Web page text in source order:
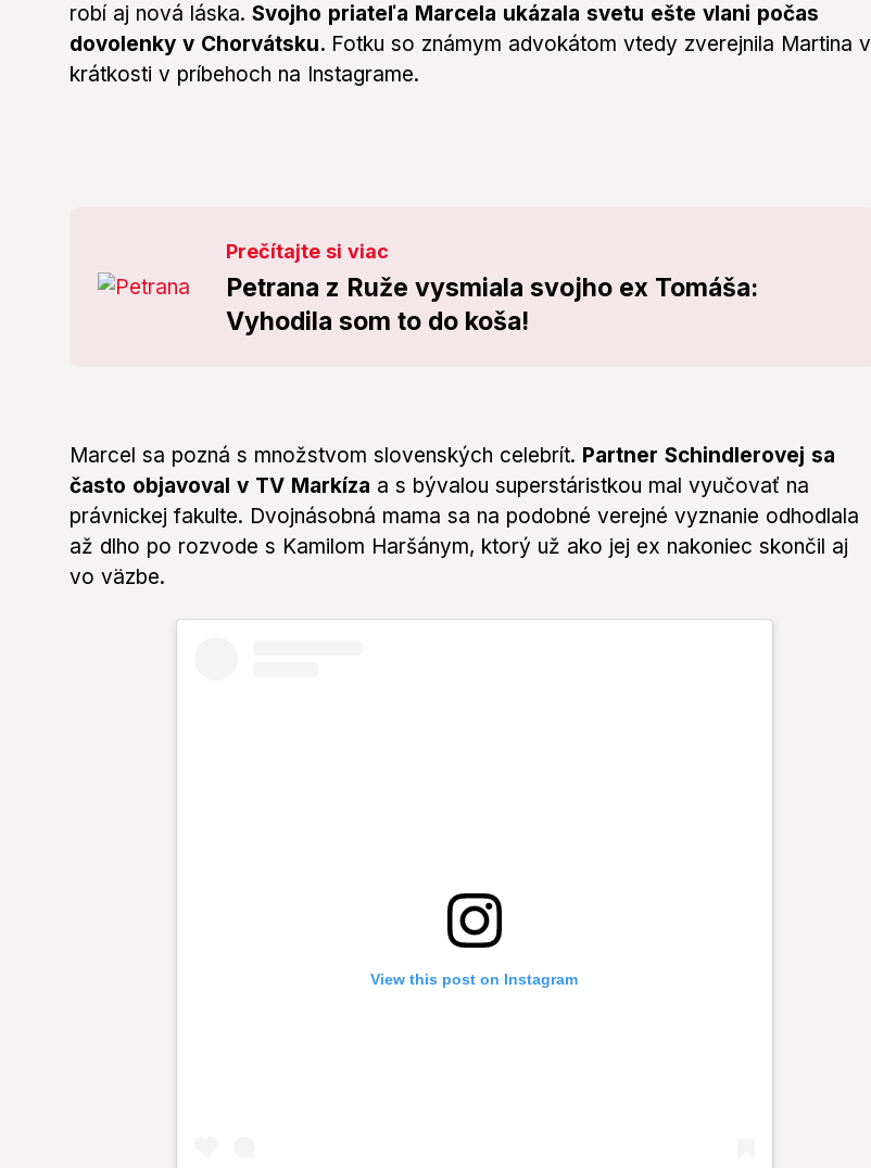
robí aj nová láska. Svojho priateľa Marcela ukázala svetu ešte vlani počas
dovolenky v Chorvátsku. Fotku so známym advokátom vtedy zverejnila Martina v
krátkosti v príbehoch na Instagrame.
Prečítajte si viac
Petrana z Ruže vysmiala svojho ex Tomáša:
Vyhodila som to do koša!
Marcel sa pozná s množstvom slovenských celebrít. Partner Schindlerovej sa
často objavoval v TV Markíza a s bývalou superstáristkou mal vyučovať na
právnickej fakulte. Dvojnásobná mama sa na podobné verejné vyznanie odhodlala
až dlho po rozvode s Kamilom Haršánym, ktorý už ako jej ex nakoniec skončil aj
vo väzbe.